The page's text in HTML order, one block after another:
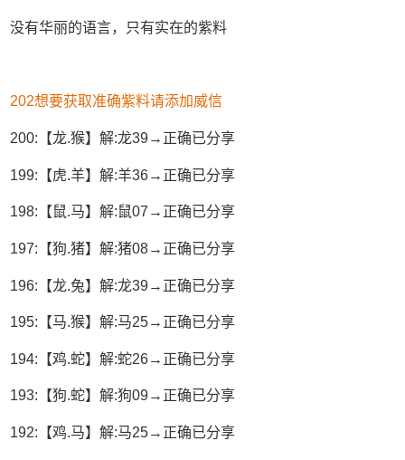
没有华丽的语言，只有实在的紫料
202想要获取准确紫料请添加威信
200:【龙.猴】解:龙39→正确已分享
199:【虎.羊】解:羊36→正确已分享
198:【鼠.马】解:鼠07→正确已分享
197:【狗.猪】解:猪08→正确已分享
196:【龙.兔】解:龙39→正确已分享
195:【马.猴】解:马25→正确已分享
194:【鸡.蛇】解:蛇26→正确已分享
193:【狗.蛇】解:狗09→正确已分享
192:【鸡.马】解:马25→正确已分享